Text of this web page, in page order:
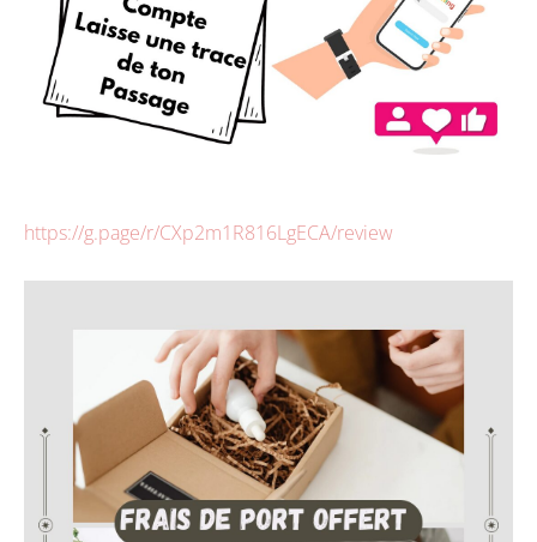
https://g.page/r/CXp2m1R816LgECA/review